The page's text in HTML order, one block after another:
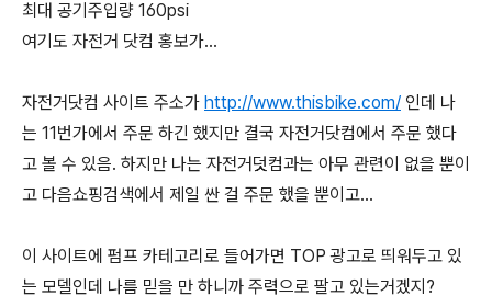
최대 공기주입량 160psi
여기도 자전거 닷컴 홍보가...
자전거닷컴 사이트 주소가 http://www.thisbike.com/ 인데 나
는 11번가에서 주문 하긴 했지만 결국 자전거닷컴에서 주문 했다
고 볼 수 있음. 하지만 나는 자전거덧컴과는 아무 관련이 없을 뿐이
고 다음쇼핑검색에서 제일 싼 걸 주문 했을 뿐이고...
이 사이트에 펌프 카테고리로 들어가면 TOP 광고로 띄워두고 있
는 모델인데 나름 믿을 만 하니까 주력으로 팔고 있는거겠지?